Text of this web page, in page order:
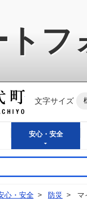
トフ
八千代町公式ホ
文字サイズ
安心・安全
心・安全 > 防災 > マ